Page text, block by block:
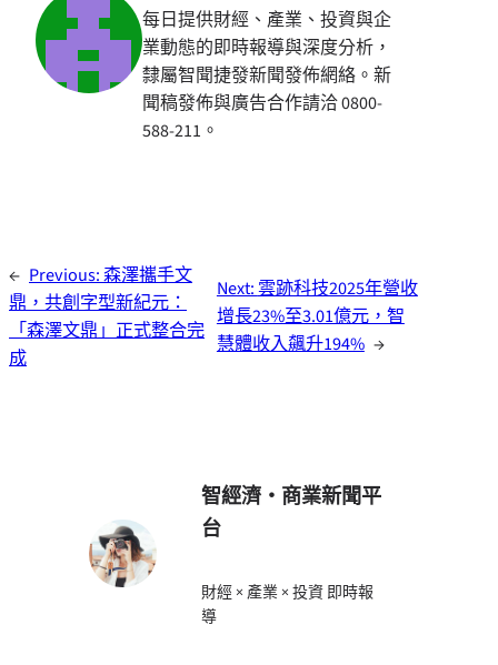
每日提供財經、產業、投資與企
業動態的即時報導與深度分析，
隸屬智聞捷發新聞發佈網絡。新
聞稿發佈與廣告合作請洽 0800-
588-211。
← Previous:森澤攜手文
鼎，共創字型新紀元：
「森澤文鼎」正式整合完
成
Next:雲跡科技2025年營收
增長23%至3.01億元，智
慧體收入飆升194% →
智經濟・商業新聞平
台
財經 × 產業 × 投資 即時報
導